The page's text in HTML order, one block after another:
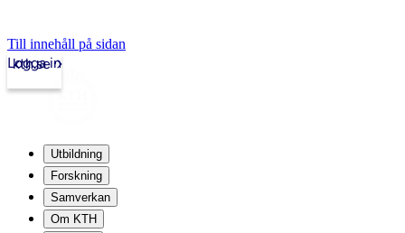
Till innehåll på sidan
kth.se
Logga in
Utbildning
Forskning
Samverkan
Om KTH